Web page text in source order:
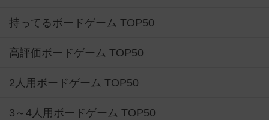
持ってるボードゲーム TOP50
高評価ボードゲーム TOP50
2人用ボードゲーム TOP50
3～4人用ボードゲーム TOP50